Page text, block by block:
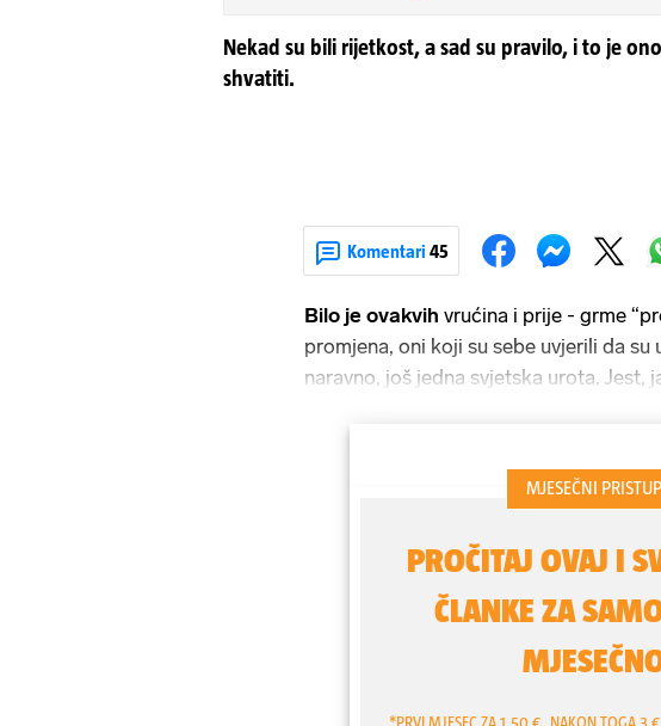
Nekad su bili rijetkost, a sad su pravilo, i to je
shvatiti.
Komentari 45
Bilo je ovakvih vrućina i prije - grme
promjena, oni koji su sebe uvjerili da
naravno, još jedna svjetska urota. Jest,
popravila kad bismo svi isključili klima-
aute, ali nećemo, želimo svoj komfor.